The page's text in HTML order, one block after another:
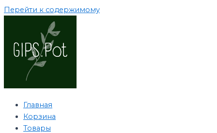
Перейти к содержимому
Главная
Корзина
Товары